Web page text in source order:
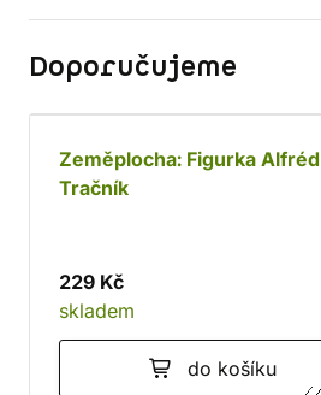
Doporučujeme
Zeměplocha: Figurka Alfréd
Tračník
229 Kč
skladem
do košíku